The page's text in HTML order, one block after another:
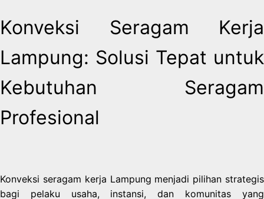
Konveksi Seragam Kerja
Lampung: Solusi Tepat untuk
Kebutuhan Seragam
Profesional
Konveksi seragam kerja Lampung menjadi pilihan strategis
bagi pelaku usaha, instansi, dan komunitas yang